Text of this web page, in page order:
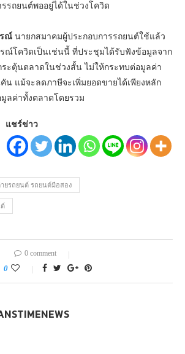
รถยนต์พออยู่ได้ในช่วงโควิด
ณ์ นายกสมาคมผู้ประกอบการรถยนต์ใช้แล้ว
รณ์โควิดเป็นเช่นนี้ ที่ประชุมได้รับฟังข้อมูลจาก
ะตุ้นตลาดในช่วงสั้น ไม่ให้กระทบต่อมูลค่า
น แม้จะลดภาษีจะเพิ่มยอดขายได้เพียงหลัก
ลค่าทั้งตลาดโดยรวม
แชร์ข่าว
ายรถยนต์ รถยนต์มือสอง
0 comment
0